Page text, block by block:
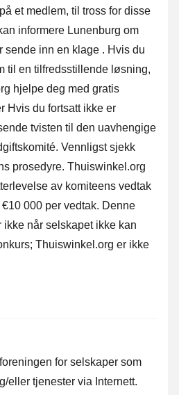
et medlem, til tross for disse
informere Lunenburg om
sende inn en klage . Hvis du
til en tilfredsstillende løsning,
hjelpe deg med gratis
Hvis du fortsatt ikke er
tvisten til den uavhengige
Vennligst sjekk
prosedyre. Thuiswinkel.org
av komiteens vedtak
000 per vedtak. Denne
når selskapet ikke kan
Thuiswinkel.org er ikke
for selskaper som
eller tjenester via Internett.